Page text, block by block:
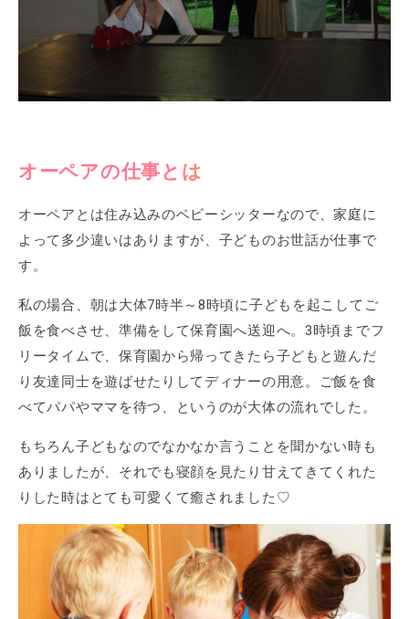
オーペアの仕事とは
オーペアとは住み込みのベビーシッターなので、家庭に
よって多少違いはありますが、子どものお世話が仕事で
す。
私の場合、朝は大体7時半～8時頃に子どもを起こしてご
飯を食べさせ、準備をして保育園へ送迎へ。3時頃までフ
リータイムで、保育園から帰ってきたら子どもと遊んだ
り友達同士を遊ばせたりしてディナーの用意。ご飯を食
べてパパやママを待つ、というのが大体の流れでした。
もちろん子どもなのでなかなか言うことを聞かない時も
ありましたが、それでも寝顔を見たり甘えてきてくれた
りした時はとても可愛くて癒されました♡